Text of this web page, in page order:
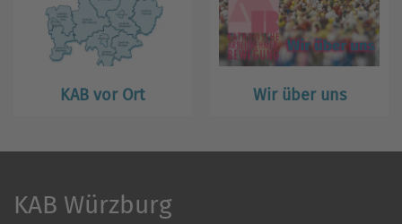
KAB vor Ort Wir über uns
KAB Würzburg